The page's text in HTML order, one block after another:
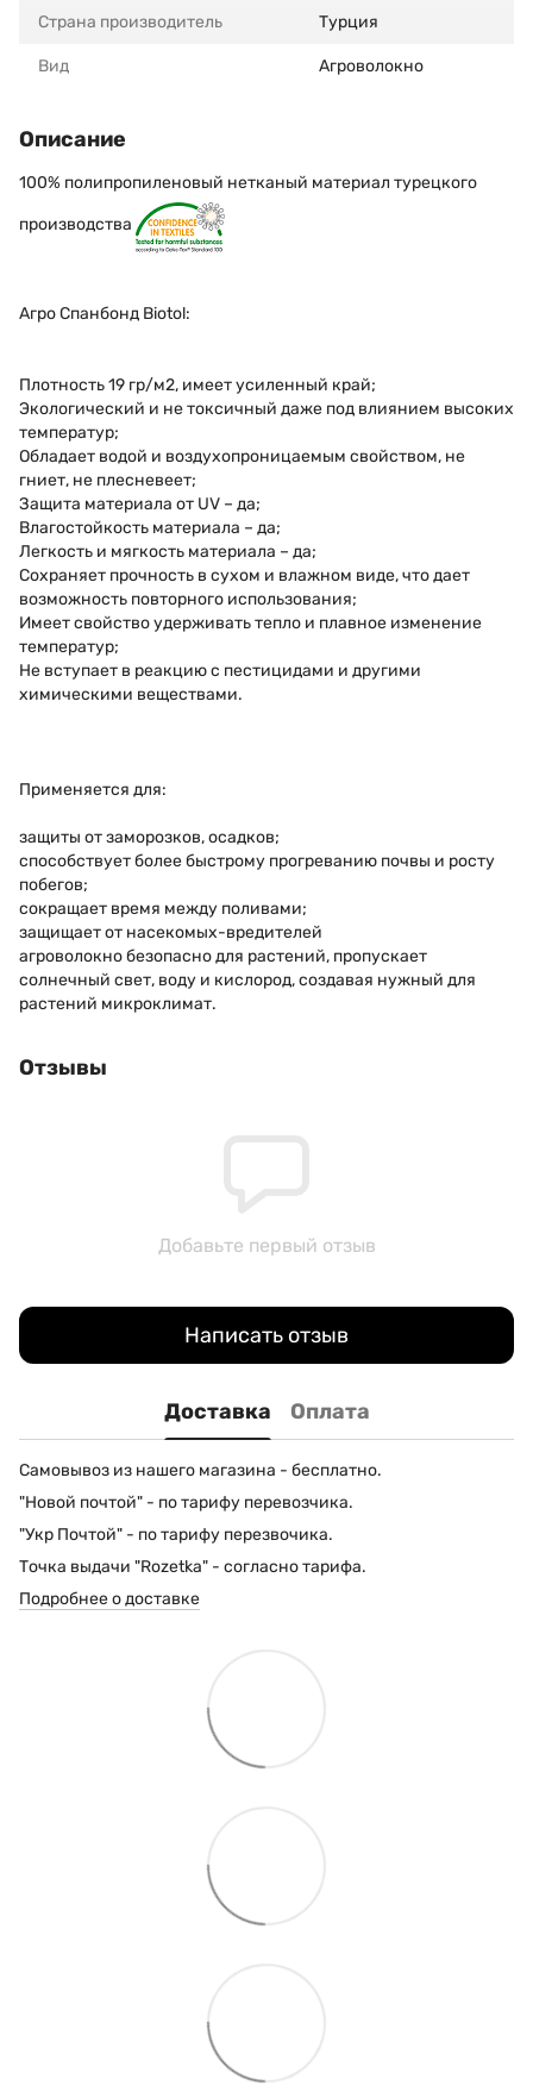
Страна производитель Турция
Вид Агроволокно
Описание
100% полипропиленовый нетканый материал турецкого
производства
Агро Спанбонд Biotol:
Плотность 19 гр/м2, имеет усиленный край;
Экологический и не токсичный даже под влиянием высоких
температур;
Обладает водой и воздухопроницаемым свойством, не
гниет, не плесневеет;
Защита материала от UV – да;
Влагостойкость материала – да;
Легкость и мягкость материала – да;
Сохраняет прочность в сухом и влажном виде, что дает
возможность повторного использования;
Имеет свойство удерживать тепло и плавное изменение
температур;
Не вступает в реакцию с пестицидами и другими
химическими веществами.
Применяется для:
защиты от заморозков, осадков;
способствует более быстрому прогреванию почвы и росту
побегов;
сокращает время между поливами;
защищает от насекомых-вредителей
агроволокно безопасно для растений, пропускает
солнечный свет, воду и кислород, создавая нужный для
растений микроклимат.
Отзывы
Добавьте первый отзыв
Написать отзыв
Доставка Оплата
Самовывоз из нашего магазина - бесплатно.
"Новой почтой" - по тарифу перевозчика.
"Укр Почтой" - по тарифу перезвочика.
Точка выдачи "Rozetka" - согласно тарифа.
Подробнее о доставке